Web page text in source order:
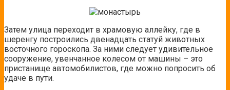
Затем улица переходит в храмовую аллейку, где в
шеренгу построились двенадцать статуй животных
восточного гороскопа. За ними следует удивительное
сооружение, увенчанное колесом от машины – это
пристанище автомобилистов, где можно попросить об
удаче в пути.